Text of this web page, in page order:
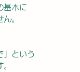
基本に
。
」という